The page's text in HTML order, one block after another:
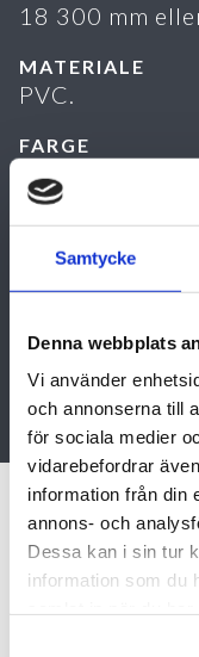
Samtycke
Denna webbplats
Vi använder
och annonserna till
för sociala medier
vidarebefordrar
information från din
annons- och
Dessa kan i sin tur
information som du
18 300 mm
MATERIALE
PVC.
FARGE
Grå.
LEGGING
Legges løst
ikke angis ved
ettersom
VEDLIKEHOLD
Støvsug, rist
Her kan du la
de fornøyde